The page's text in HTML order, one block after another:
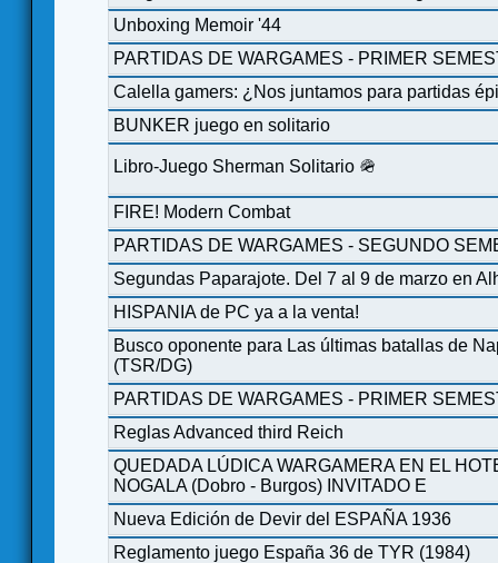
Unboxing Memoir '44
PARTIDAS DE WARGAMES - PRIMER
Calella gamers: ¿Nos juntamos para partidas
BUNKER juego en solitario
Libro-Juego Sherman Solitario 🪖
FIRE! Modern Combat
PARTIDAS DE WARGAMES - SEGUNDO
Segundas Paparajote. Del 7 al 9 de marzo en
HISPANIA de PC ya a la venta!
Busco oponente para Las últimas batallas de
(TSR/DG)
PARTIDAS DE WARGAMES - PRIMER
Reglas Advanced third Reich
QUEDADA LÚDICA WARGAMERA EN EL
NOGALA (Dobro - Burgos) INVITADO E
Nueva Edición de Devir del ESPAÑA 1936
Reglamento juego España 36 de TYR (1984)